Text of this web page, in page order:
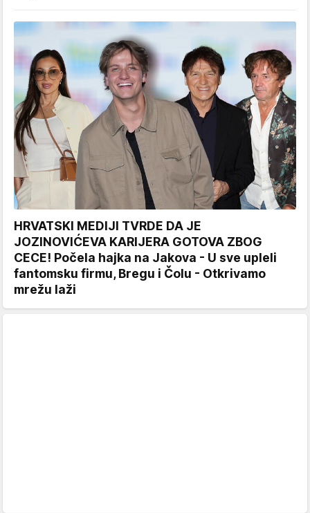
HRVATSKI MEDIJI TVRDE DA JE
JOZINOVIĆEVA KARIJERA GOTOVA ZBOG
CECE! Počela hajka na Jakova - U sve upleli
fantomsku firmu, Bregu i Čolu - Otkrivamo
mrežu laži